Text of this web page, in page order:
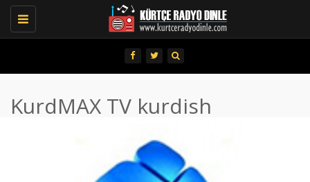
Toggle
navigation
KurdMAX TV kurdish